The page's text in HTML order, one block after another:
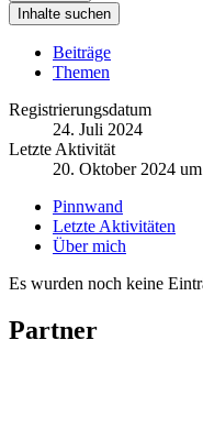
Inhalte suchen
Beiträge
Themen
Registrierungsdatum
24. Juli 2024
Letzte Aktivität
20. Oktober 2024
Pinnwand
Letzte Aktivitäten
Über mich
Es wurden noch keine
Partner